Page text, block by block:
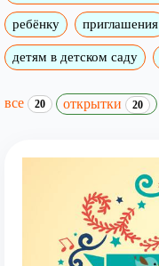
ребёнку приглашения
детям в детском саду
все 20 открытки 20